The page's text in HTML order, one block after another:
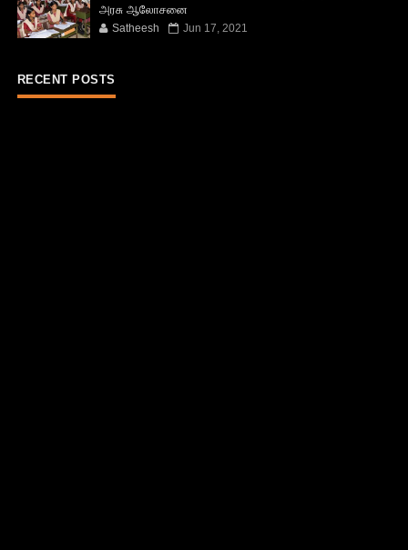
அரசு ஆலோசனை
Satheesh Jun 17, 2021
RECENT POSTS